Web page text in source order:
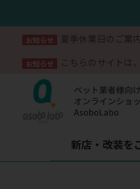
お知らせ 夏季休業日のご案内
お知らせ こちらのサイトは
新店・改装を